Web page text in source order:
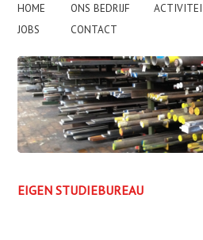
HOME ONS BEDRIJF
JOBS
CONTACT
EIGEN STUDIEBUREAU